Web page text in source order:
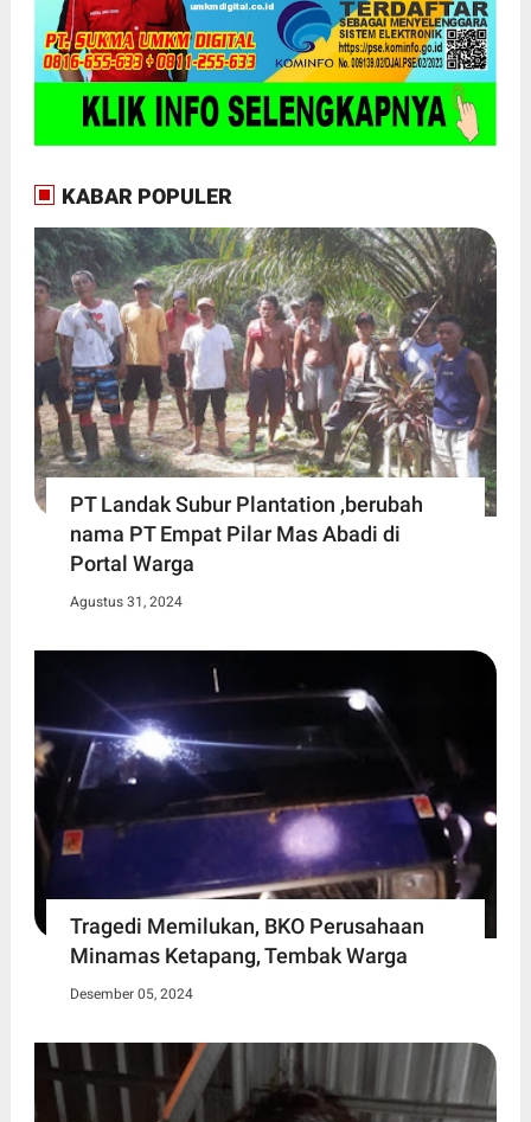
KABAR POPULER
PT Landak Subur Plantation ,berubah
nama PT Empat Pilar Mas Abadi di
Portal Warga
Agustus 31, 2024
Tragedi Memilukan, BKO Perusahaan
Minamas Ketapang, Tembak Warga
Desember 05, 2024